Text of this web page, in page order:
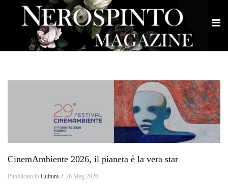
CinemAmbiente 2026, il pianeta è la vera star
Pubblicato in Cultura ⁄ 26 Mag 2026